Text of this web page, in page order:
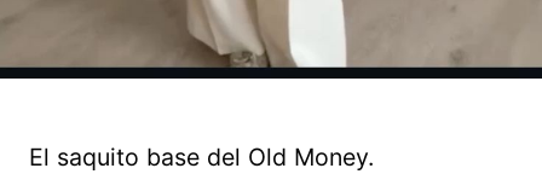
El saquito base del Old Money.